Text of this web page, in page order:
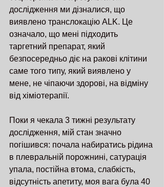
дослідження ми дізналися, що
виявлено транслокацію ALK. Це
означало, що мені підходить
таргетний препарат, який
безпосередньо діє на ракові клітини
саме того типу, який виявлено у
мене, не чіпаючи здорові, на відміну
від хіміотерапії.
Поки я чекала 3 тижні результату
дослідження, мій стан значно
погішився: почала набиратись рідина
в плевральній порожнині, сатурація
упала, постійна втома, слабкість,
відсутність апетиту, моя вага була 40